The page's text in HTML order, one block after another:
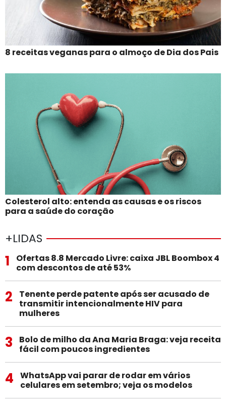
8 receitas veganas para o almoço de Dia dos Pais
Colesterol alto: entenda as causas e os riscos
para a saúde do coração
+LIDAS
1
Ofertas 8.8 Mercado Livre: caixa JBL Boombox 4
com descontos de até 53%
2
Tenente perde patente após ser acusado de
transmitir intencionalmente HIV para
mulheres
3
Bolo de milho da Ana Maria Braga: veja receita
fácil com poucos ingredientes
4
WhatsApp vai parar de rodar em vários
celulares em setembro; veja os modelos